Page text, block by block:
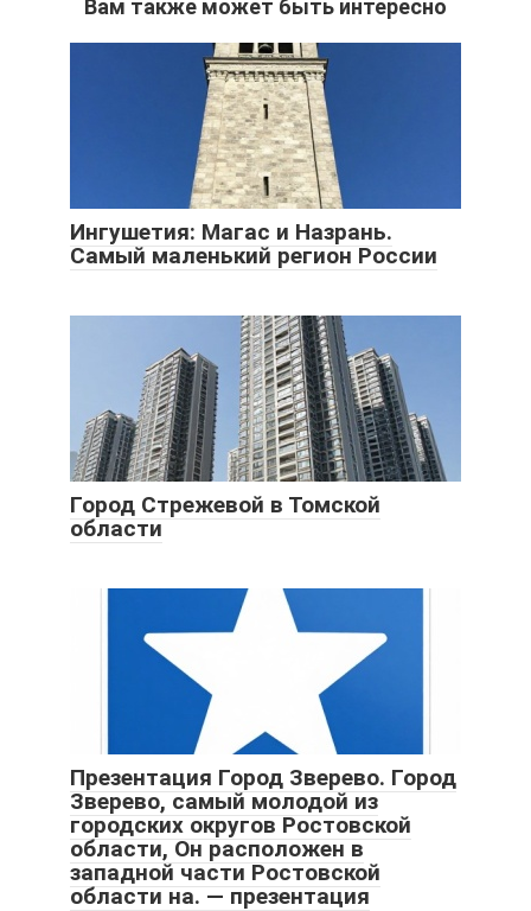
Вам также может быть интересно
Ингушетия: Магас и Назрань.
Самый маленький регион России
Город Стрежевой в Томской
области
Презентация Город Зверево. Город
Зверево, самый молодой из
городских округов Ростовской
области, Он расположен в
западной части Ростовской
области на. — презентация